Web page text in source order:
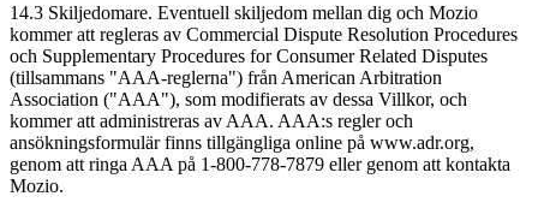
14.3 Skiljedomare. Eventuell skiljedom mellan dig och Mozio
kommer att regleras av Commercial Dispute Resolution Procedures
och Supplementary Procedures for Consumer Related Disputes
(tillsammans "AAA-reglerna") från American Arbitration
Association ("AAA"), som modifierats av dessa Villkor, och
kommer att administreras av AAA. AAA:s regler och
ansökningsformulär finns tillgängliga online på www.adr.org,
genom att ringa AAA på 1-800-778-7879 eller genom att kontakta
Mozio.